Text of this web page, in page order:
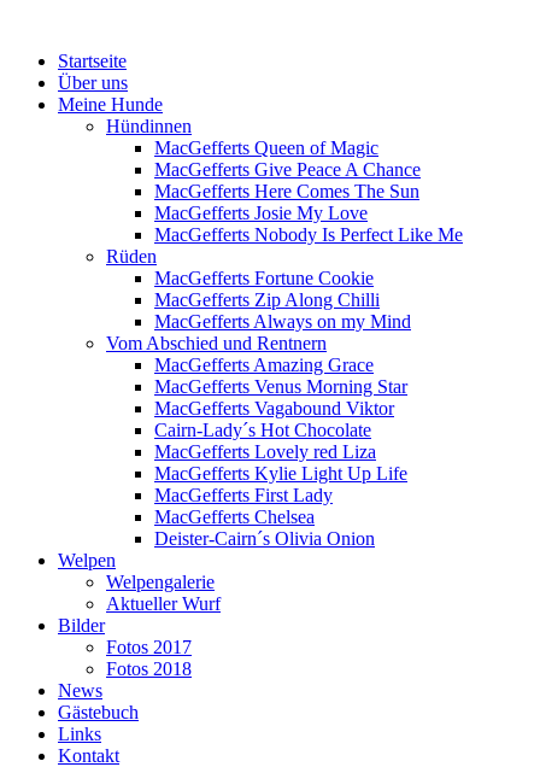
Menü
Zum
Inhalt
springen
Startseite
Über uns
Meine Hunde
Hündinnen
MacGefferts Queen of Magic
MacGefferts Give Peace A Chance
MacGefferts Here Comes The Sun
MacGefferts Josie My Love
MacGefferts Nobody Is Perfect Like Me
Rüden
MacGefferts Fortune Cookie
MacGefferts Zip Along Chilli
MacGefferts Always on my Mind
Vom Abschied und Rentnern
MacGefferts Amazing Grace
MacGefferts Venus Morning Star
MacGefferts Vagabound Viktor
Cairn-Lady´s Hot Chocolate
MacGefferts Lovely red Liza
MacGefferts Kylie Light Up Life
MacGefferts First Lady
MacGefferts Chelsea
Deister-Cairn´s Olivia Onion
Welpen
Welpengalerie
Aktueller Wurf
Bilder
Fotos 2017
Fotos 2018
News
Gästebuch
Links
Kontakt